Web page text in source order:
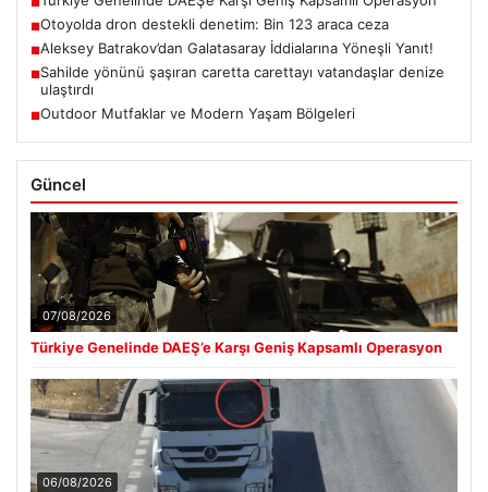
■Otoyolda dron destekli denetim: Bin 123 araca ceza
■Aleksey Batrakov’dan Galatasaray İddialarına Yöneşli Yanıt!
■Sahilde yönünü şaşıran caretta carettayı vatandaşlar denize
ulaştırdı
■Outdoor Mutfaklar ve Modern Yaşam Bölgeleri
Güncel
07/08/2026
Türkiye Genelinde DAEŞ’e Karşı Geniş Kapsamlı Operasyon
06/08/2026